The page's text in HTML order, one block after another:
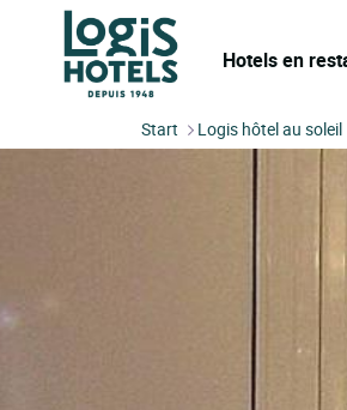
Hotels en
Start Logis hôtel au soleil